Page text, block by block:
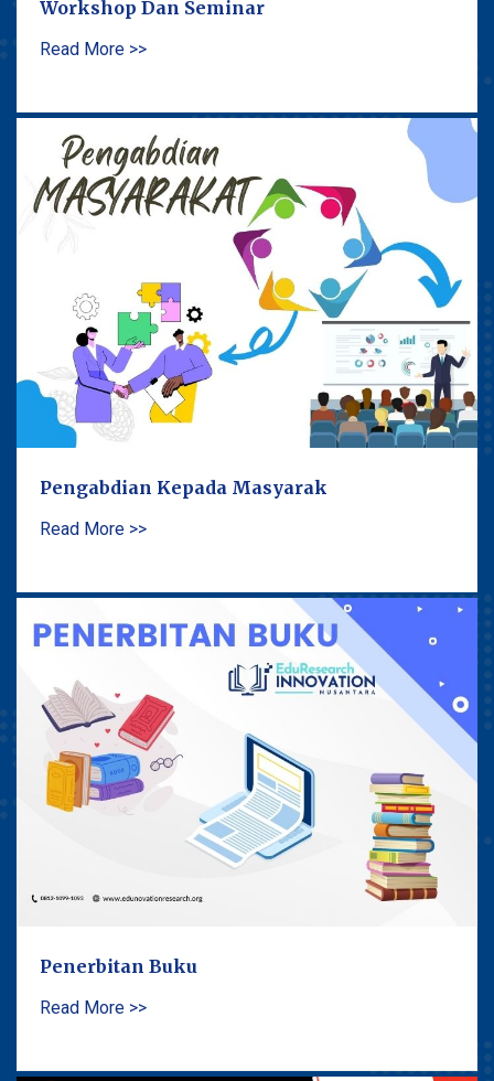
Workshop Dan Seminar
Read More >>
Pengabdian Kepada Masyarak
Read More >>
Penerbitan Buku
Read More >>